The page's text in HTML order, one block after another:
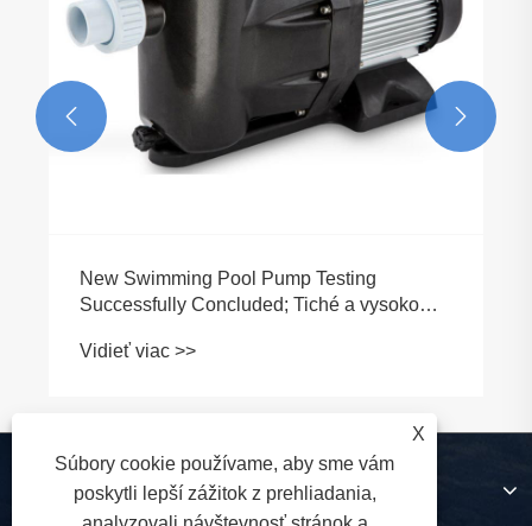
New Swimming Pool Pump Testing
Successfully Concluded; Tiché a vysoko
Vidieť viac >>
 
O nás
X
Súbory cookie používame, aby sme vám
poskytli lepší zážitok z prehliadania,